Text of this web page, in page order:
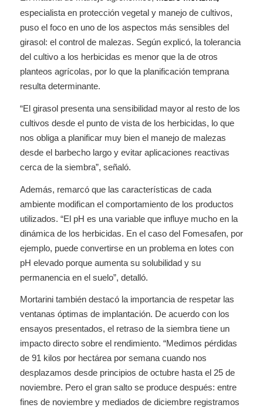
especialista en protección vegetal y manejo de cultivos,
puso el foco en uno de los aspectos más sensibles del
girasol: el control de malezas. Según explicó, la tolerancia
del cultivo a los herbicidas es menor que la de otros
planteos agrícolas, por lo que la planificación temprana
resulta determinante.
“El girasol presenta una sensibilidad mayor al resto de los
cultivos desde el punto de vista de los herbicidas, lo que
nos obliga a planificar muy bien el manejo de malezas
desde el barbecho largo y evitar aplicaciones reactivas
cerca de la siembra”, señaló.
Además, remarcó que las características de cada
ambiente modifican el comportamiento de los productos
utilizados. “El pH es una variable que influye mucho en la
dinámica de los herbicidas. En el caso del Fomesafen, por
ejemplo, puede convertirse en un problema en lotes con
pH elevado porque aumenta su solubilidad y su
permanencia en el suelo”, detalló.
Mortarini también destacó la importancia de respetar las
ventanas óptimas de implantación. De acuerdo con los
ensayos presentados, el retraso de la siembra tiene un
impacto directo sobre el rendimiento. “Medimos pérdidas
de 91 kilos por hectárea por semana cuando nos
desplazamos desde principios de octubre hasta el 25 de
noviembre. Pero el gran salto se produce después: entre
fines de noviembre y mediados de diciembre registramos